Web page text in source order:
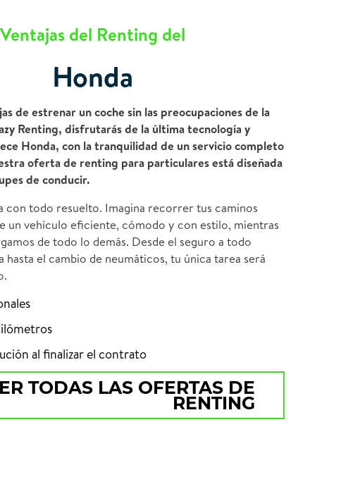
Ventajas del Renting del
Honda
de estrenar un coche sin las preocupaciones de la
Renting, disfrutarás de la última tecnología y
Honda, con la tranquilidad de un servicio completo
oferta de renting para particulares está diseñada
de conducir.
con todo resuelto. Imagina recorrer tus caminos
un vehículo eficiente, cómodo y con estilo, mientras
de todo lo demás. Desde el seguro a todo
hasta el cambio de neumáticos, tu única tarea será
al finalizar el contrato
TODAS LAS OFERTAS DE
RENTING